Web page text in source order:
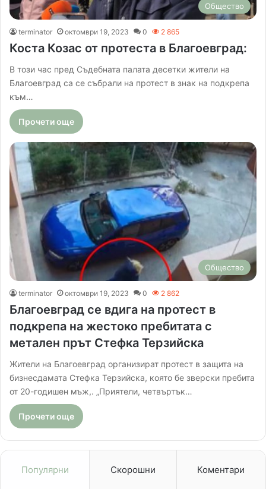
Общество
terminator октомври 19, 2023 0 2 865
Коста Козас от протеста в Благоевград:
В този час пред Съдебната палата десетки жители на
Благоевград са се събрали на протест в знак на подкрепа
към…
Прочети още
Общество
terminator октомври 19, 2023 0 2 862
Благоевград се вдига на протест в
подкрепа на жестоко пребитата с
метален прът Стефка Терзийска
Жители на Благоевград организират протест в защита на
бизнесдамата Стефка Терзийска, която бе зверски пребита
от 20-годишен мъж,. „Приятели, четвъртък…
Прочети още
Популярни Скорошни Коментари